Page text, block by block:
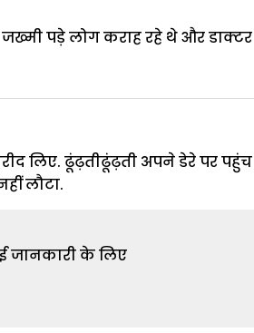
पड़े लोग कराह रहे थे और
लिए. ढूंढ़तीढूंढ़ती अपने डेरे पर
लौटा.
जानकारी के लिए